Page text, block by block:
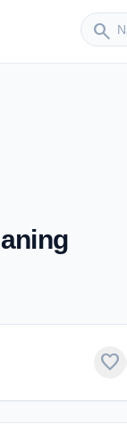
search
Sender
favorite